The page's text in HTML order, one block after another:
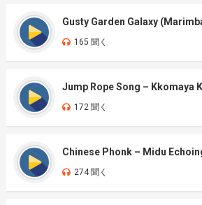
Gusty Garden Galaxy
165 聞く
172 聞く
Chinese Phonk – Midu
274 聞く